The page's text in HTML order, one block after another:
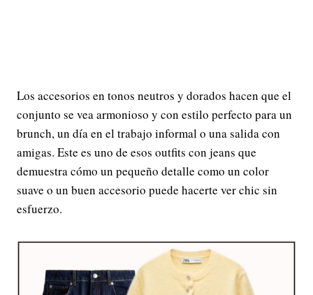
Los accesorios en tonos neutros y dorados hacen que el
conjunto se vea armonioso y con estilo perfecto para un
brunch, un día en el trabajo informal o una salida con
amigas. Este es uno de esos outfits con jeans que
demuestra cómo un pequeño detalle como un color
suave o un buen accesorio puede hacerte ver chic sin
esfuerzo.